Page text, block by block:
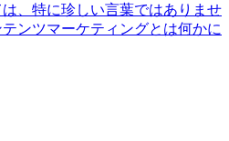
、特に珍しい言葉ではありませ
ンツマーケティングとは何かに